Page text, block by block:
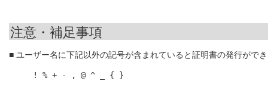
注意・補足事項
■ ユーザー名に下記以外の記号が含まれていると証明書の発行がで
! % + - , @ ^ _ { }